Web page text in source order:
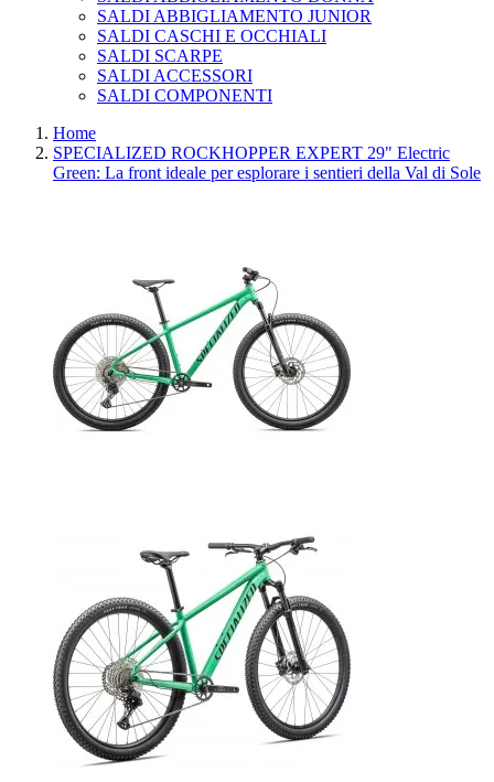
SALDI ABBIGLIAMENTO JUNIOR
SALDI CASCHI E OCCHIALI
SALDI SCARPE
SALDI ACCESSORI
SALDI COMPONENTI
Home
SPECIALIZED ROCKHOPPER EXPERT 29" Electric
Green: La front ideale per esplorare i sentieri della Val di Sole